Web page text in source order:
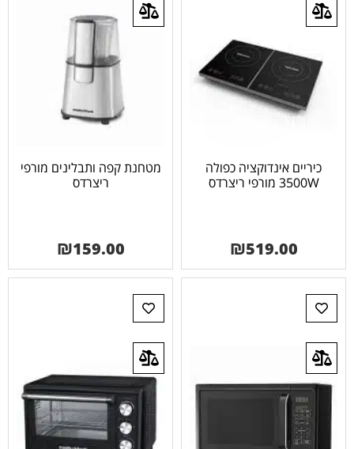
כיריים אינדוקציה כפולה
3500W מורפי ריצרדס
₪519.00
מטחנת קפה ותבלינים מורפי
ריצרדס
₪159.00